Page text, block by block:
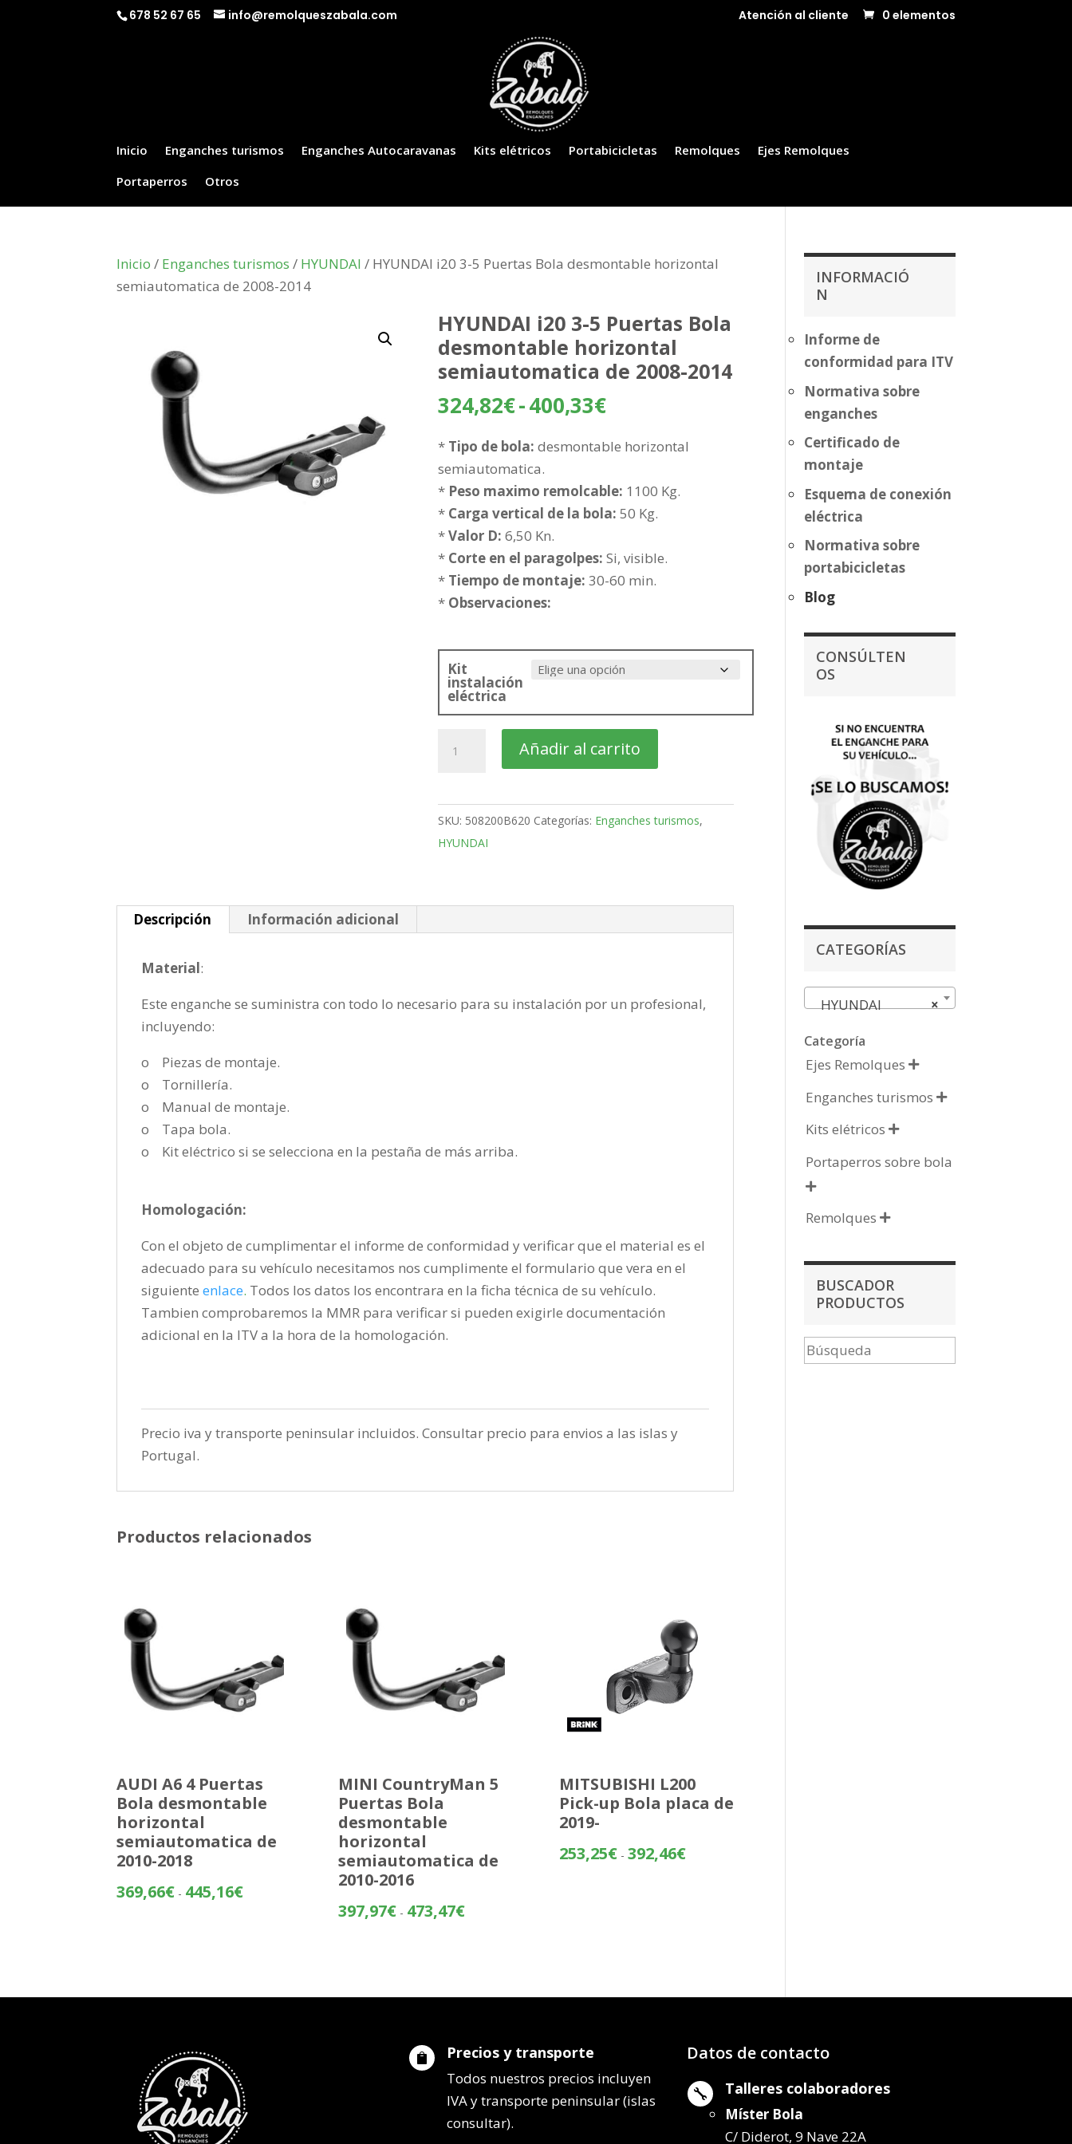
678 52 67 65 info@remolqueszabala.com Atención al cliente 0 elementos
Inicio Enganches turismos Enganches Autocaravanas Kits elétricos Portabicicletas Remolques
Ejes Remolques
Portaperros
Otros
Inicio / Enganches turismos / HYUNDAI / HYUNDAI i20 3-5 Puertas Bola desmontable horizontal
semiautomatica de 2008-2014
HYUNDAI i20 3-5 Puertas Bola
desmontable horizontal
semiautomatica de 2008-2014
324,82€-400,33€Rango
precios:
324,82€
hasta
* Tipo de bola: desmontable horizontal
semiautomatica.
* Peso maximo remolcable: 1100 Kg.
* Carga vertical de la bola: 50 Kg.
*Valor D: 6,50 Kn.
* Corte en el paragolpes: Si, visible.
* Tiempo de montaje: 30-60 min.
* Observaciones:
Kit
instalación
eléctrica
i20
5
Puertas
Bola
cantidad
Añadir al carrito
SKU: 508200B620 Categorías: Enganches turismos,
HYUNDAI
Descripción Información adicional
Material:
Este enganche se suministra con todo lo necesario para su instalación por un profesional,
incluyendo:
o Piezas de montaje.
o Tornillería.
o Manual de montaje.
o Tapa bola.
o Kit eléctrico si se selecciona en la pestaña de más arriba.
Homologación:
Con el objeto de cumplimentar el informe de conformidad y verificar que el material es el
adecuado para su vehículo necesitamos nos cumplimente el formulario que vera en el
siguienteenlace. Todos los datos los encontrara en la ficha técnica de su vehículo.
Tambien comprobaremos la MMR para verificar si pueden exigirle documentación
adicional en la ITV a la hora de la homologación.
Precio iva y transporte peninsular incluidos. Consultar precio para envios a las islas y
Portugal.
Productos relacionados
AUDI A6 4 Puertas
Bola desmontable
horizontal
semiautomatica de
2010-2018
369,66€ - 445,16€Rango
445,16€
MINI CountryMan 5
Puertas Bola
desmontable
horizontal
semiautomatica de
2010-2016
397,97€ - 473,47€Rango
hasta
MITSUBISHI L200
Pick-up Bola placa de
2019-
253,25€ - 392,46€Rango
INFORMACIÓ
N
Informe de
conformidad para ITV
Normativa sobre
enganches
Certificado de
montaje
Esquema de conexión
eléctrica
Normativa sobre
portabicicletas
Blog
CONSÚLTEN
OS
CATEGORÍAS
×
HYUNDAI
Categoría
Ejes Remolques 
Enganches turismos 
Kits elétricos 
Portaperros sobre bola

Remolques 
BUSCADOR
PRODUCTOS
 Precios y transporte
Todos nuestros precios incluyen
IVA y transporte peninsular (islas
consultar).
Datos de contacto
 Talleres colaboradores
Míster Bola
C/ Diderot, 9 Nave 22A